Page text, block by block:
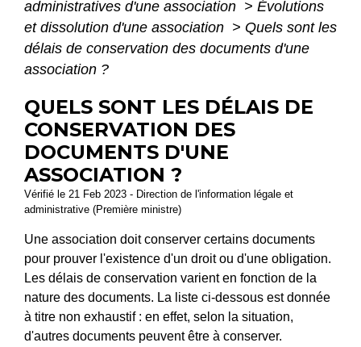
administratives d'une association > Évolutions
et dissolution d'une association > Quels sont les
délais de conservation des documents d'une
association ?
QUELS SONT LES DÉLAIS DE
CONSERVATION DES
DOCUMENTS D'UNE
ASSOCIATION ?
Vérifié le 21 Feb 2023 - Direction de l'information légale et
administrative (Première ministre)
Une association doit conserver certains documents
pour prouver l'existence d'un droit ou d'une obligation.
Les délais de conservation varient en fonction de la
nature des documents. La liste ci-dessous est donnée
à titre non exhaustif : en effet, selon la situation,
d'autres documents peuvent être à conserver.